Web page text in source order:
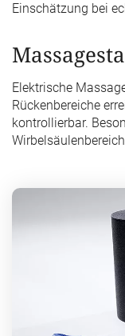
Einschätzung bei
Elektrische
Rückenbereiche
kontrollierbar.